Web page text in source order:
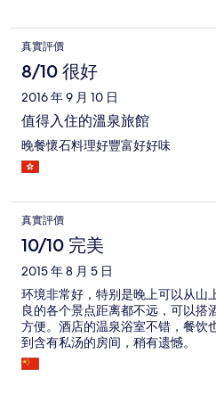
真實評價
8/10 很好
2016 年 9 月 10 日
值得入住的溫泉旅館
晚餐懷石料理好豐富好好味
真實評價
10/10 完美
2015 年 8 月 5 日
环境非常好，特别是晚上可以从山
良的各个景点距离都不远，可以搭
方便。酒店的温泉浴室不错，餐饮
到含有私汤的房间，稍有遗憾。